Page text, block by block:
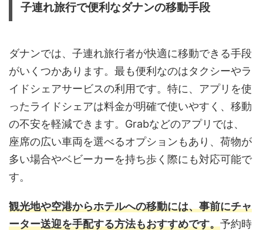
子連れ旅行で便利なダナンの移動手段
ダナンでは、子連れ旅行者が快適に移動できる手段
がいくつかあります。最も便利なのはタクシーやラ
イドシェアサービスの利用です。特に、アプリを使
ったライドシェアは料金が明確で使いやすく、移動
の不安を軽減できます。Grabなどのアプリでは、
座席の広い車両を選べるオプションもあり、荷物が
多い場合やベビーカーを持ち歩く際にも対応可能で
す。
観光地や空港からホテルへの移動には、事前にチャ
ーター送迎を手配する方法もおすすめです。予約時